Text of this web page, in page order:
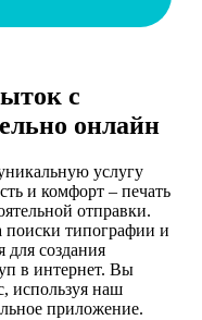
с
онлайн
услугу
и комфорт – печать
отправки.
поиски типографии и
для создания
в интернет. Вы
используя наш
приложение.